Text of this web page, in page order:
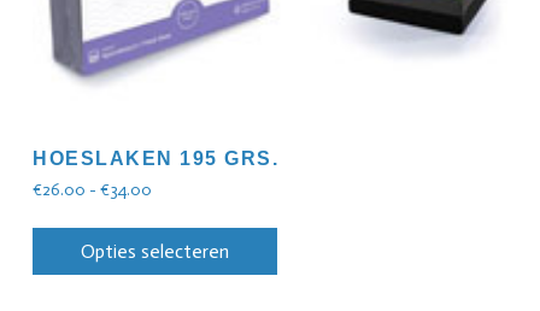
HOESLAKEN 195 GRS.
€26.00 - €34.00
Opties selecteren